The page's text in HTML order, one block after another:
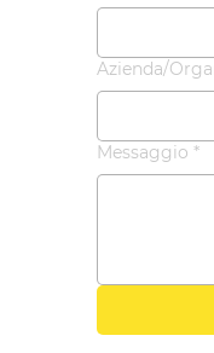
Azienda/
Messaggio *